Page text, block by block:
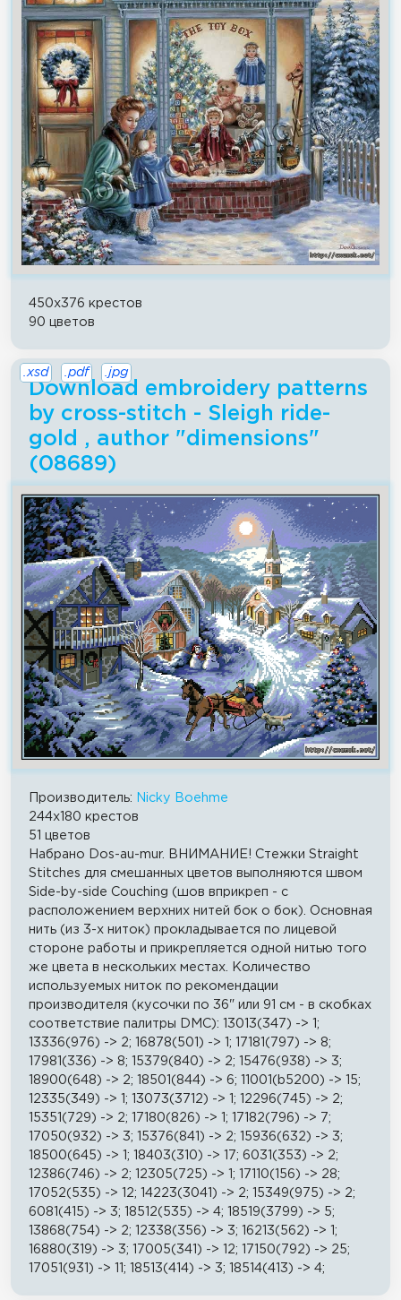
450x376 крестов
90 цветов
Download embroidery patterns
by cross-stitch - Sleigh ride-
gold , author "dimensions"
(08689)
.xsd .pdf .jpg
Производитель:
Nicky Boehme
244x180 крестов
51 цветов
Набрано Dos-au-mur. ВНИМАНИЕ! Стежки Straight
Stitches для смешанных цветов выполняются швом
Side-by-side Couching (шов вприкреп - c
расположением верхних нитей бок о бок). Основная
нить (из 3-х ниток) прокладывается по лицевой
стороне работы и прикрепляется одной нитью того
же цвета в нескольких местах. Количество
используемых ниток по рекомендации
производителя (кусочки по 36" или 91 см - в скобках
соответствие палитры DMC): 13013(347) -> 1;
13336(976) -> 2; 16878(501) -> 1; 17181(797) -> 8;
17981(336) -> 8; 15379(840) -> 2; 15476(938) -> 3;
18900(648) -> 2; 18501(844) -> 6; 11001(b5200) -> 15;
12335(349) -> 1; 13073(3712) -> 1; 12296(745) -> 2;
15351(729) -> 2; 17180(826) -> 1; 17182(796) -> 7;
17050(932) -> 3; 15376(841) -> 2; 15936(632) -> 3;
18500(645) -> 1; 18403(310) -> 17; 6031(353) -> 2;
12386(746) -> 2; 12305(725) -> 1; 17110(156) -> 28;
17052(535) -> 12; 14223(3041) -> 2; 15349(975) -> 2;
6081(415) -> 3; 18512(535) -> 4; 18519(3799) -> 5;
13868(754) -> 2; 12338(356) -> 3; 16213(562) -> 1;
16880(319) -> 3; 17005(341) -> 12; 17150(792) -> 25;
17051(931) -> 11; 18513(414) -> 3; 18514(413) -> 4;